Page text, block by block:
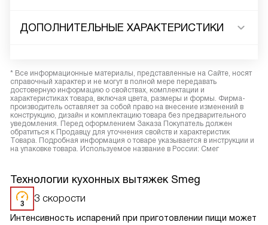
ДОПОЛНИТЕЛЬНЫЕ ХАРАКТЕРИСТИКИ
* Все информационные материалы, представленные на Сайте, носят
справочный характер и не могут в полной мере передавать
достоверную информацию о свойствах, комплектации и
характеристиках товара, включая цвета, размеры и формы. Фирма-
производитель оставляет за собой право на внесение изменений в
конструкцию, дизайн и комплектацию товара без предварительного
уведомления. Перед оформлением Заказа Покупатель должен
обратиться к Продавцу для уточнения свойств и характеристик
Товара. Подробная информация о товаре указывается в инструкции и
на упаковке товара. Используемое название в России: Смег
Технологии кухонных вытяжек Smeg
3 скорости
Интенсивность испарений при приготовлении пищи может